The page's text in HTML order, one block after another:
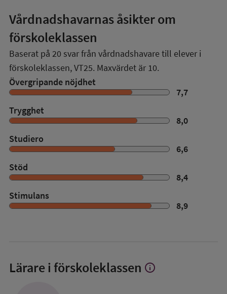
Vårdnadshavarnas åsikter om
förskoleklassen
Baserat på 20 svar från vårdnadshavare till elever i
förskoleklassen,VT25. Maxvärdet är 10.
Övergripande nöjdhet
7,7
Trygghet
8,0
Studiero
6,6
Stöd
8,4
Stimulans
8,9
Lärare i förskoleklassen Visa
info